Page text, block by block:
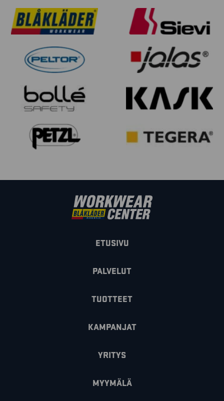
ETUSIVU
PALVELUT
TUOTTEET
KAMPANJAT
YRITYS
MYYMÄLÄ